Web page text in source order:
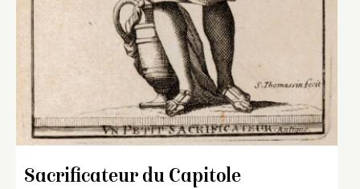
Sacrificateur du Capitole